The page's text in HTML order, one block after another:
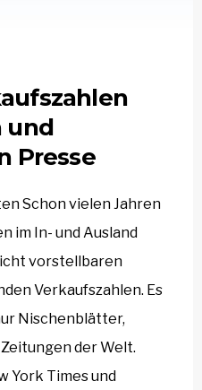
und
Presse
Schon vielen Jahren
im In- und Ausland
vorstellbaren
Verkaufszahlen. Es
Nischenblätter,
der Welt.
York Times und